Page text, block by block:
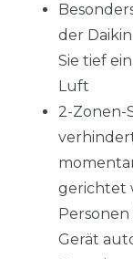
der
Sie tief
Luft
2-Zonen-
gerichtet
Gerät